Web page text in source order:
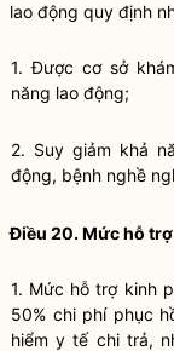
lao động quy định
1. Được cơ sở
năng lao động;
2. Suy giảm khả
động, bệnh nghề
Điều 20. Mức hỗ
1. Mức hỗ trợ kinh
50% chi phí phục
hiểm y tế chi trả,